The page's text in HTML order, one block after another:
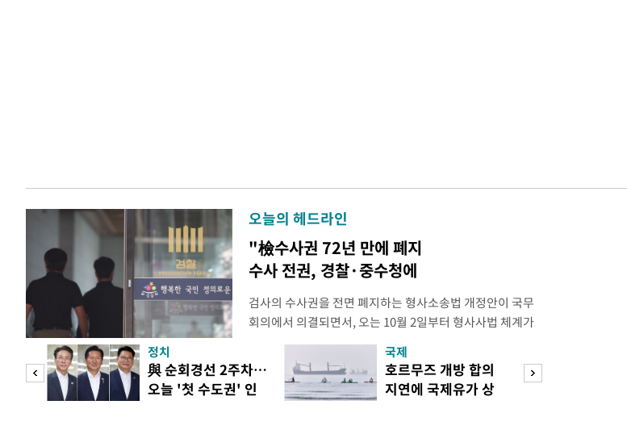
오늘의 헤드라인
"檢수사권 72년 만에 폐지
수사 전권, 경찰·중수청에
검사의 수사권을 전면 폐지하는 형사소송법 개정안이 국무
회의에서 의결되면서, 오는 10월 2일부터 형사사법 체계가
전면 개편된다. 검사의 모든 수사권이 사라지고 경찰이 인지
사건부터 고소·고발 사건까지 수사 전반을 전담하게 된다. 8
일 법조계에 따르면 검사의 보완수사를 폐지하고 수사 주체
를 사법경찰관으로 일원화하는 내용의 형사소송법 일부개
정치
與 순회경선 2주차…
오늘 '첫 수도권' 인
국제
호르무즈 개방 합의
지연에 국제유가 상